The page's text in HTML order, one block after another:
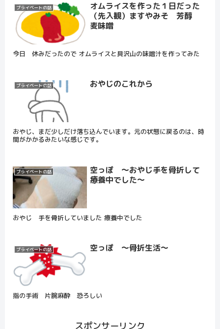
プライベートの話
オムライスを作った１日だった
（先入観）ますやみそ 芳醇
麦味噌
今日 休みだったので オムライスと具沢山の味噌汁を作ってみた
プライベートの話 おやじのこれから
おやじ、まだ少しだけ落ち込んでいます。元の状態に戻るのは、時
間がかかるみたいな感じです。
プライベートの話
空っぽ ～おやじ手を骨折して
療養中でした～
おやじ 手を骨折していました 療養中でした
プライベートの話 空っぽ ～骨折生活～
指の手術 片腕麻酔 恐ろしい
スポンサーリンク